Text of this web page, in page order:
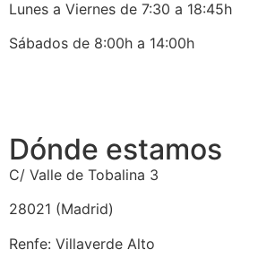
Lunes a Viernes de 7:30 a 18:45h
Sábados de 8:00h a 14:00h
Dónde estamos
C/ Valle de Tobalina 3
28021 (Madrid)
Renfe: Villaverde Alto